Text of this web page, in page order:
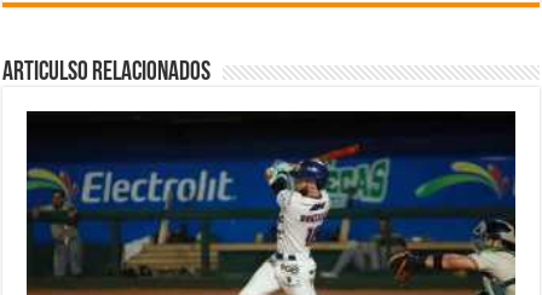
Articulso Relacionados